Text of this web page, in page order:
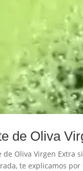
de Oliva
de Oliva Virgen Extra
te explicamos